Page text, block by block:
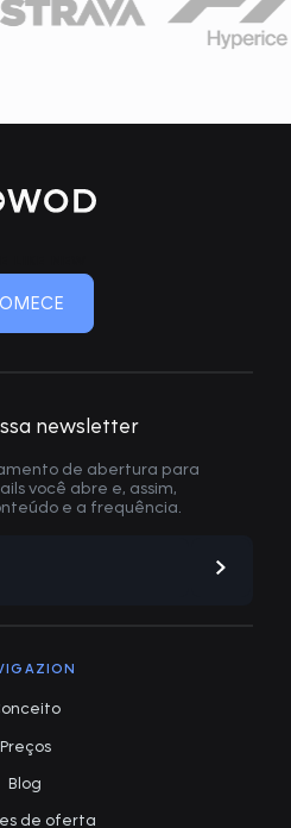
newsletter
de abertura para
você abre e, assim,
e a frequência.
Preços
Blog
de oferta